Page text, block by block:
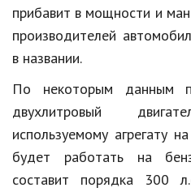
Животные
Еда и напитки
Праздники и подарки
Кинематограф
Домашние животные
Семья и дети
прибавит в мощности и
производителей
в названии.
По некоторым данным
двухлитровый
используемому агрегату
будет работать на
составит порядка 300